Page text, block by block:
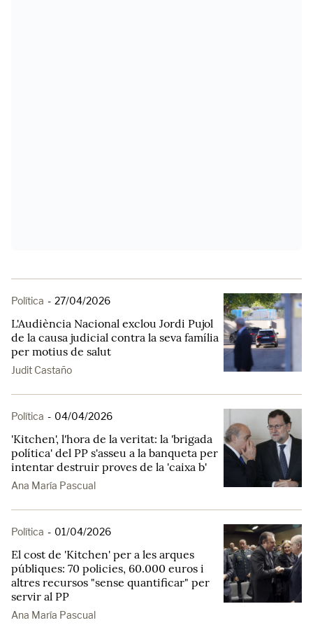
Política - 27/04/2026
L'Audiència Nacional exclou Jordi Pujol
de la causa judicial contra la seva família
per motius de salut
Judit Castaño
Política - 04/04/2026
'Kitchen', l'hora de la veritat: la 'brigada
política' del PP s'asseu a la banqueta per
intentar destruir proves de la 'caixa b'
Ana María Pascual
Política - 01/04/2026
El cost de 'Kitchen' per a les arques
públiques: 70 policies, 60.000 euros i
altres recursos "sense quantificar" per
servir al PP
Ana María Pascual